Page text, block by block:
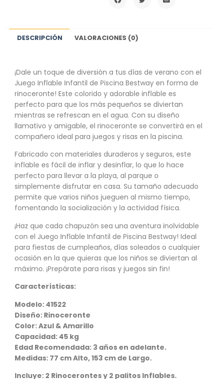
DESCRIPCIÓN VALORACIONES (0)
¡Dale un toque de diversión a tus días de verano con el
Juego Inflable Infantil de Piscina Bestway en forma de
rinoceronte! Este colorido y adorable inflable es
perfecto para que los más pequeños se diviertan
mientras se refrescan en el agua. Con su diseño
llamativo y amigable, el rinoceronte se convertirá en el
compañero ideal para juegos y risas en la piscina.
Fabricado con materiales duraderos y seguros, este
inflable es fácil de inflar y desinflar, lo que lo hace
perfecto para llevar a la playa, al parque o
simplemente disfrutar en casa. Su tamaño adecuado
permite que varios niños jueguen al mismo tiempo,
fomentando la socialización y la actividad física.
¡Haz que cada chapuzón sea una aventura inolvidable
con el Juego Inflable Infantil de Piscina Bestway! Ideal
para fiestas de cumpleaños, días soleados o cualquier
ocasión en la que quieras que los niños se diviertan al
máximo. ¡Prepárate para risas y juegos sin fin!
Características:
Modelo: 41522
Diseño: Rinoceronte
Color: Azul & Amarillo
Capacidad: 45 kg
Edad Recomendada: 3 años en adelante.
Medidas: 77 cm Alto, 153 cm de Largo.
Incluye: 2 Rinocerontes y 2 palitos Inflables.